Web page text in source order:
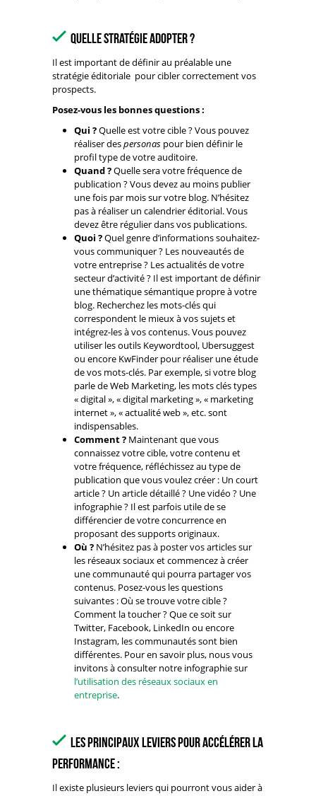
Quelle stratégie adopter ?
Il est important de définir au préalable une
stratégie éditoriale pour cibler correctement vos
prospects.
Posez-vous les bonnes questions :
Qui ?Quelle est votre cible ? Vous pouvez
réaliser despersonaspour bien définir le
profil type de votre auditoire.
Quand?Quelle sera votre fréquence de
publication ? Vous devez au moins publier
une fois par mois sur votre blog. N’hésitez
pas à réaliser un calendrier éditorial. Vous
devez être régulier dans vos publications.
Quoi ?Quel genre d’informations souhaitez-
vous communiquer ? Les nouveautés de
votre entreprise ? Les actualités de votre
secteur d’activité ? Il est important de définir
une thématique sémantique propre à votre
blog. Recherchez les mots-clés qui
correspondent le mieux à vos sujets et
intégrez-les à vos contenus. Vous pouvez
utiliser les outils Keywordtool, Ubersuggest
ou encore KwFinder pour réaliser une étude
de vos mots-clés. Par exemple, si votre blog
parle de Web Marketing, les mots clés types
« digital », « digital marketing », « marketing
internet », « actualité web », etc. sont
indispensables.
Comment? Maintenant que vous
connaissez votre cible, votre contenu et
votre fréquence, réfléchissez au type de
publication que vous voulez créer : Un court
article ? Un article détaillé ? Une vidéo ? Une
infographie ? Il est parfois utile de se
différencier de votre concurrence en
proposant des supports originaux.
Où ?N’hésitez pas à poster vos articles sur
les réseaux sociaux et commencez à créer
une communauté qui pourra partager vos
contenus. Posez-vous les questions
suivantes : Où se trouve votre cible ?
Comment la toucher ? Que ce soit sur
Twitter, Facebook, LinkedIn ou encore
Instagram, les communautés sont bien
différentes. Pour en savoir plus, nous vous
invitons à consulter notre infographie sur
l’utilisation des réseaux sociaux en
entreprise.
Les principaux leviers pour accélérer la
performance :
Il existe plusieurs leviers qui pourront vous aider à